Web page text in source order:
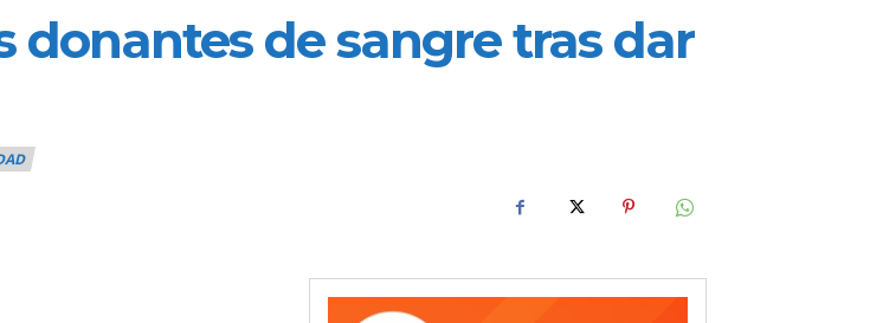
donantes de sangre tras dar